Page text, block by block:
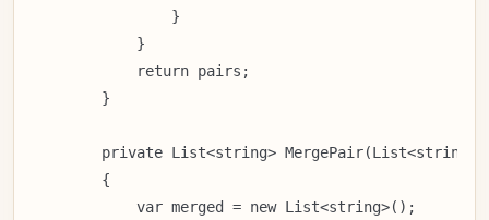
                }
            }
            return pairs;
        }
private List<string>
        {
            var merged = new List<string>();